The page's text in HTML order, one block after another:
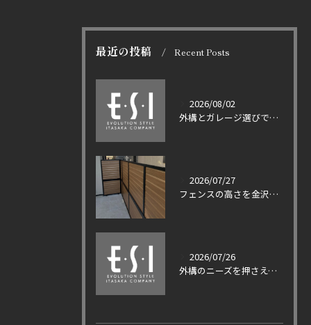
最近の投稿 Recent Posts
2026/08/02
外構とガレージ選びで失敗しない石川県金沢市山王町の積雪対策と補助金活用の実践ポイント
2026/07/27
フェンスの高さを金沢市の条例や積雪対策とともに適法に選ぶ実践ガイド
2026/07/26
外構のニーズを押さえて500万円投資の価値とセンスのいいプランを実現する方法